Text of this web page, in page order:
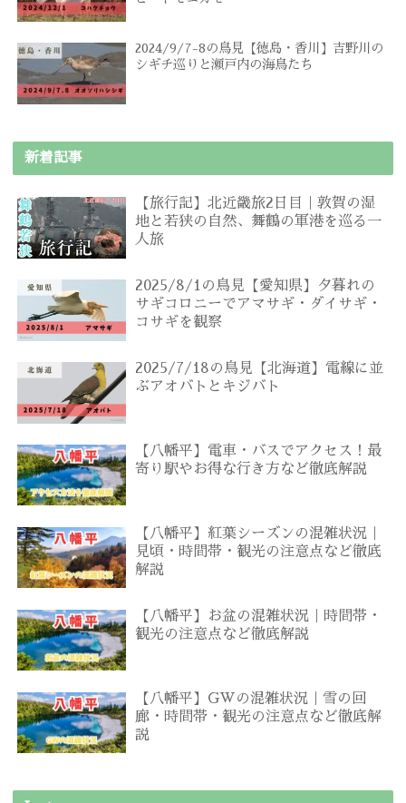
2024/9/7-8の鳥見【徳島・香川】吉野川の
シギチ巡りと瀬戸内の海鳥たち
新着記事
【旅行記】北近畿旅2日目｜敦賀の湿
地と若狭の自然、舞鶴の軍港を巡る一
人旅
2025/8/1の鳥見【愛知県】夕暮れの
サギコロニーでアマサギ・ダイサギ・
コサギを観察
2025/7/18の鳥見【北海道】電線に並
ぶアオバトとキジバト
【八幡平】電車・バスでアクセス！最
寄り駅やお得な行き方など徹底解説
【八幡平】紅葉シーズンの混雑状況｜
見頃・時間帯・観光の注意点など徹底
解説
【八幡平】お盆の混雑状況｜時間帯・
観光の注意点など徹底解説
【八幡平】GWの混雑状況｜雪の回
廊・時間帯・観光の注意点など徹底解
説